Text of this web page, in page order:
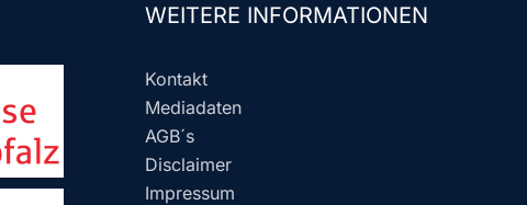
WEITERE INFORMATIONEN
Kontakt
Mediadaten
AGB´s
Disclaimer
Impressum